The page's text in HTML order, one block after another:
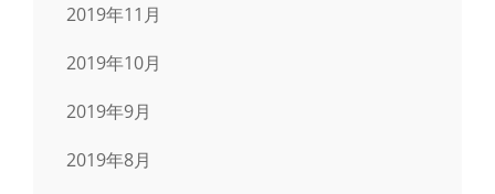
2019年11月
2019年10月
2019年9月
2019年8月